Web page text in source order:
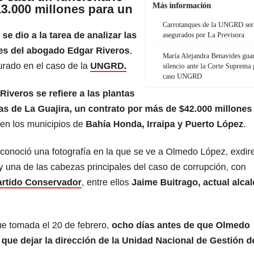
Más información
Carrotanques de la UNGRD
asegurados por La Previsora
María Alejandra Benavides
silencio ante la Corte Suprema
caso UNGRD
millones para un
dio a la tarea de analizar las
del abogado Edgar Riveros,
en el caso de la UNGRD.
Riveros se refiere a las plantas
de La Guajira, un contrato por más de $42.000 millones
los municipios de Bahía Honda, Irraipa y Puerto López.
una fotografía en la que se ve a Olmedo López,
una de las cabezas principales del caso de corrupción, con
Conservador, entre ellos Jaime Buitrago, actual
tomada el 20 de febrero, ocho días antes de que Olmedo
dejar la dirección de la Unidad Nacional de Gestión